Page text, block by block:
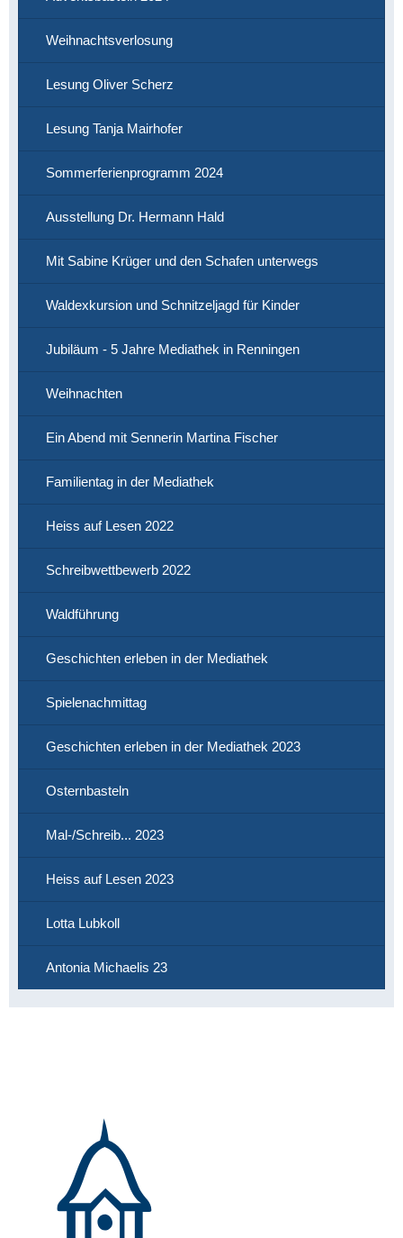
Weihnachtsverlosung
Lesung Oliver Scherz
Lesung Tanja Mairhofer
Sommerferienprogramm 2024
Ausstellung Dr. Hermann Hald
Mit Sabine Krüger und den Schafen unterwegs
Waldexkursion und Schnitzeljagd für Kinder
Jubiläum - 5 Jahre Mediathek in Renningen
Weihnachten
Ein Abend mit Sennerin Martina Fischer
Familientag in der Mediathek
Heiss auf Lesen 2022
Schreibwettbewerb 2022
Waldführung
Geschichten erleben in der Mediathek
Spielenachmittag
Geschichten erleben in der Mediathek 2023
Osternbasteln
Mal-/Schreib... 2023
Heiss auf Lesen 2023
Lotta Lubkoll
Antonia Michaelis 23